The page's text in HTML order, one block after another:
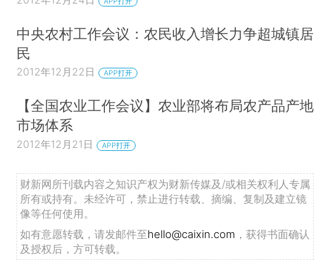
中央农村工作会议：农民收入增长力争超城镇居
民
2012年12月22日 APP打开
【全国农业工作会议】农业部将布局农产品产地
市场体系
2012年12月21日 APP打开
财新网所刊载内容之知识产权为财新传媒及/或相关权利人专属
所有或持有。未经许可，禁止进行转载、摘编、复制及建立镜
像等任何使用。
如有意愿转载，请发邮件至hello@caixin.com ，获得书面确认
及授权后，方可转载。